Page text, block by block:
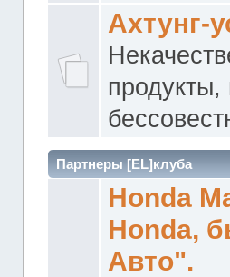
Ахтунг-
продукты,
Партнеры [EL]клуба
Honda
Honda,
Авто".